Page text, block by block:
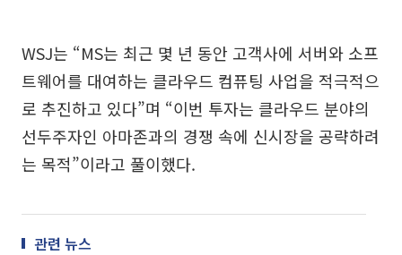
WSJ는 “MS는 최근 몇 년 동안 고객사에 서버와 소프
트웨어를 대여하는 클라우드 컴퓨팅 사업을 적극적으
로 추진하고 있다”며 “이번 투자는 클라우드 분야의
선두주자인 아마존과의 경쟁 속에 신시장을 공략하려
는 목적”이라고 풀이했다.
관련 뉴스